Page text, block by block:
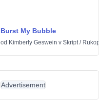
Burst My Bubble
od Kimberly Geswein v Skript/
Advertisement